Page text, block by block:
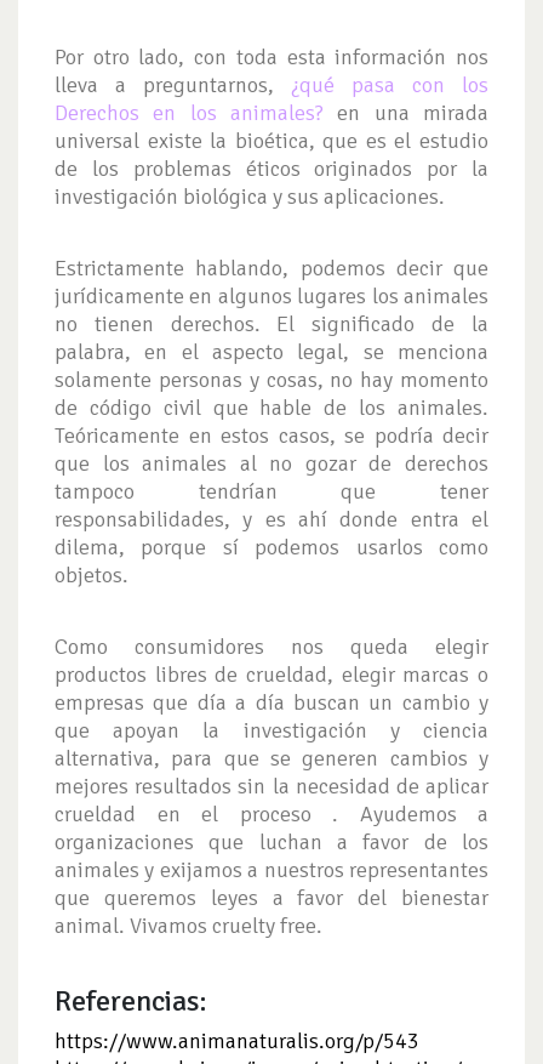
Por otro lado, con toda esta información nos
lleva a preguntarnos, ¿qué pasa con los
Derechos en los animales? en una mirada
universal existe la bioética, que es el estudio
de los problemas éticos originados por la
investigación biológica y sus aplicaciones.
Estrictamente hablando, podemos decir que
jurídicamente en algunos lugares los animales
no tienen derechos. El significado de la
palabra, en el aspecto legal, se menciona
solamente personas y cosas, no hay momento
de código civil que hable de los animales.
Teóricamente en estos casos, se podría decir
que los animales al no gozar de derechos
tampoco tendrían que tener
responsabilidades, y es ahí donde entra el
dilema, porque sí podemos usarlos como
objetos.
Como consumidores nos queda elegir
productos libres de crueldad, elegir marcas o
empresas que día a día buscan un cambio y
que apoyan la investigación y ciencia
alternativa, para que se generen cambios y
mejores resultados sin la necesidad de aplicar
crueldad en el proceso . Ayudemos a
organizaciones que luchan a favor de los
animales y exijamos a nuestros representantes
que queremos leyes a favor del bienestar
animal. Vivamos cruelty free.
Referencias:
https://www.animanaturalis.org/p/543